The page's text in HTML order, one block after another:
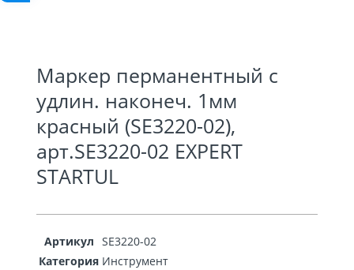
Маркер перманентный с
удлин. наконеч. 1мм
красный (SE3220-02),
арт.SE3220-02 EXPERT
STARTUL
Артикул SE3220-02
Категория Инструмент